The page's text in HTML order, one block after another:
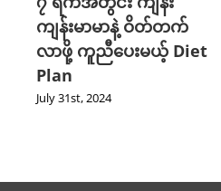
ကျန်းမာမာနဲ့ ဝိတ်တက်
လာဖို့ ကူညီပေးမယ့် Diet
Plan
July 31st, 2024